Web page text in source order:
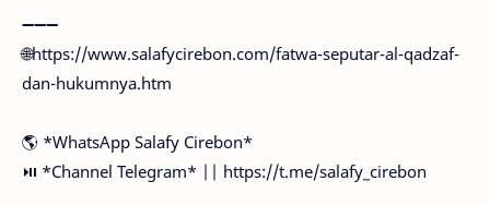
➖➖➖
🌐https://www.salafycirebon.com/fatwa-seputar-al-qadzaf-
dan-hukumnya.htm
🌎 *WhatsApp Salafy Cirebon*
⏯ *Channel Telegram* || https://t.me/salafy_cirebon